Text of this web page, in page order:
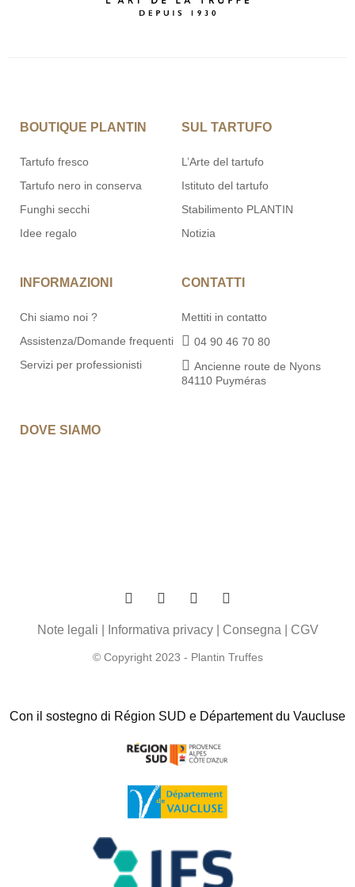
BOUTIQUE PLANTIN
Tartufo fresco
Tartufo nero in conserva
Funghi secchi
Idee regalo
SUL TARTUFO
L’Arte del tartufo
Istituto del tartufo
Stabilimento PLANTIN
Notizia
INFORMAZIONI
Chi siamo noi ?
Assistenza/Domande frequenti
Servizi per professionisti
CONTATTI
Mettiti in contatto
04 90 46 70 80
Ancienne route de Nyons
84110 Puyméras
DOVE SIAMO
© Copyright 2023 - Plantin Truffes
Note legali Informativa privacy| Consegna CGV
Con il sostegno di Région SUD e Département du Vaucluse